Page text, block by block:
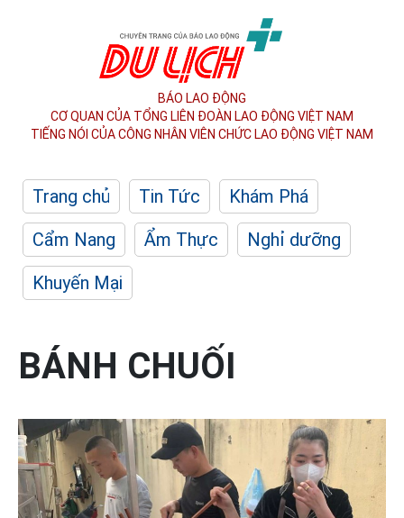
BÁO LAO ĐỘNG
CƠ QUAN CỦA TỔNG LIÊN ĐOÀN LAO ĐỘNG VIỆT NAM
TIẾNG NÓI CỦA CÔNG NHÂN VIÊN CHỨC LAO ĐỘNG VIỆT NAM
Trang chủ Tin Tức
Khám Phá
Cẩm Nang
Ẩm Thực
Nghỉ dưỡng
Khuyến Mại
BÁNH CHUỐI